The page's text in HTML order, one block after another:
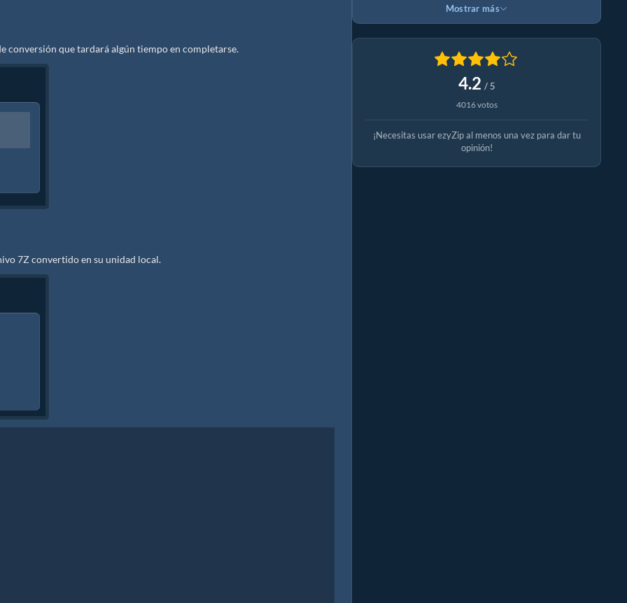
conversión que tardará algún tiempo en completarse.
7Z convertido en su unidad local.
Mostrar más
4.2 / 5
4016 votos
¡Necesitas usar ezyZip al menos una vez para dar tu
opinión!